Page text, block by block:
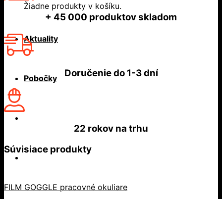
Žiadne produkty v košíku.
Aktuality
Pobočky
+ 45 000 produktov skladom
Doručenie do1-3 dní
22 rokov na trhu
Súvisiace produkty
FILM GOGGLE pracovné okuliare